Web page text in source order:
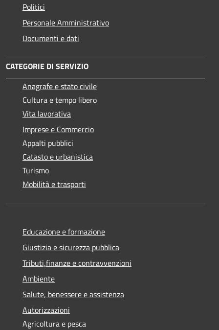
Politici
Personale Amministrativo
Documenti e dati
CATEGORIE DI SERVIZIO
Anagrafe e stato civile
Cultura e tempo libero
Vita lavorativa
Imprese e Commercio
Appalti pubblici
Catasto e urbanistica
Turismo
Mobilità e trasporti
Educazione e formazione
Giustizia e sicurezza pubblica
Tributi,finanze e contravvenzioni
Ambiente
Salute, benessere e assistenza
Autorizzazioni
Agricoltura e pesca